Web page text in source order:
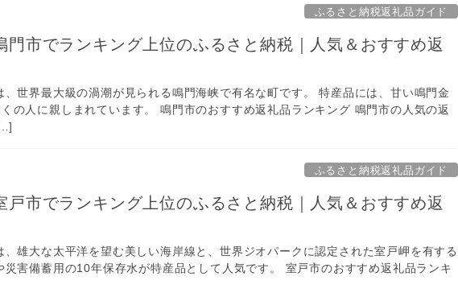
ふるさと納税返礼品ガイド
門市でランキング上位のふるさと納税｜人気＆おすすめ返
世界最大級の渦潮が見られる鳴門海峡で有名な町です。 特産品には、甘い鳴門金
の人に親しまれています。 鳴門市のおすすめ返礼品ランキング 鳴門市の人気の返
ふるさと納税返礼品ガイド
戸市でランキング上位のふるさと納税｜人気＆おすすめ返
雄大な太平洋を望む美しい海岸線と、世界ジオパークに認定された室戸岬を有する
害備蓄用の10年保存水が特産品として人気です。 室戸市のおすすめ返礼品ランキ